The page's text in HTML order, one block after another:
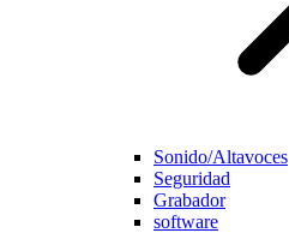
Sonido/Altavoces
Seguridad
Grabador
software